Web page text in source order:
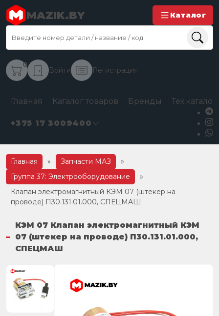
MAZIK.BY Каталог
0
Войти Регистрация
Главная Каталог товаров Бренды
+375 17 3009400
Главная » Запчасти МАЗ
»
Группа 37: Электрооборудование
»
Клапан электромагнитный КЭМ 07 (штекер на
проводе) П30.131.01.000, СПЕЦМАШ
КЭМ 07 Клапан электромагнитный КЭМ
07 (штекер на проводе) П30.131.01.000,
СПЕЦМАШ